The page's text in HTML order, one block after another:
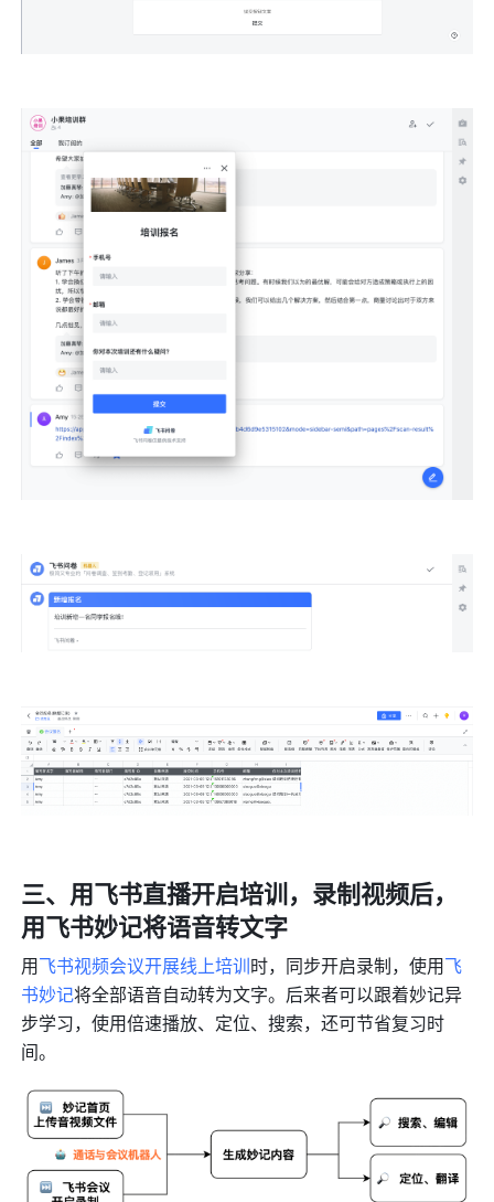
三、用飞书直播开启培训，录制视频后，
用飞书妙记将语音转文字
用飞书视频会议开展线上培训时，同步开启录制，使用飞
书妙记将全部语音自动转为文字。后来者可以跟着妙记异
步学习，使用倍速播放、定位、搜索，还可节省复习时
间。